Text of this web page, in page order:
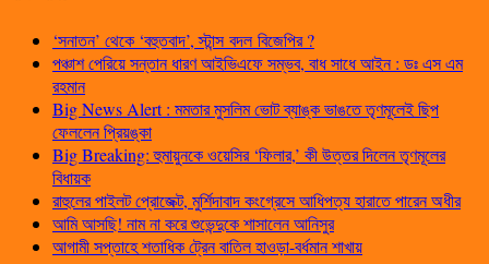
‘সনাতন’ থেকে ‘বহুতবাদ’, স্টান্স বদল বিজেপির ?
পঞ্চাশ পেরিয়ে সন্তান ধারণ আইভিএফে সম্ভব, বাধ সাধে আইন : ডঃ এস এম
রহমান
Big News Alert : মমতার মুসলিম ভোট ব্যাঙ্ক ভাঙতে তৃণমূলেই ছিপ
ফেললেন প্রিয়ঙ্কা
Big Breaking: হুমায়ুনকে ওয়েসির ‘ফিলার,’ কী উত্তর দিলেন তৃণমূলের
বিধায়ক
রাহুলের পাইলট প্রোজেক্ট, মুর্শিদাবাদ কংগ্রেসে আধিপত্য হারাতে পারেন অধীর
আমি আসছি! নাম না করে শুভেন্দুকে শাসালেন আনিসুর
আগামী সপ্তাহে শতাধিক ট্রেন বাতিল হাওড়া-বর্ধমান শাখায়